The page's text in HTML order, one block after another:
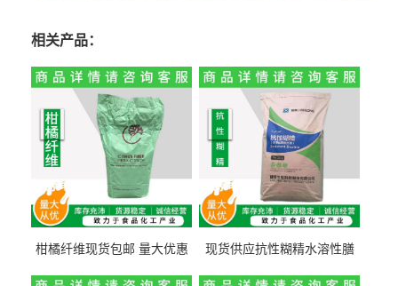
相关产品：
柑橘纤维现货包邮 量大优惠
现货供应抗性糊精水溶性膳